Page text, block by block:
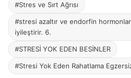
#Stres ve Sırt Ağrısı
#stresi azaltır ve endorfin
iyileştirir. 6.
#STRESİ YOK EDEN BESİNLER
#Stresi Yok Eden Rahatlama